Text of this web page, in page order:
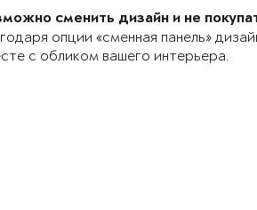
сменить дизайн и не
опции «сменная панель»
с обликом вашего интерьера.